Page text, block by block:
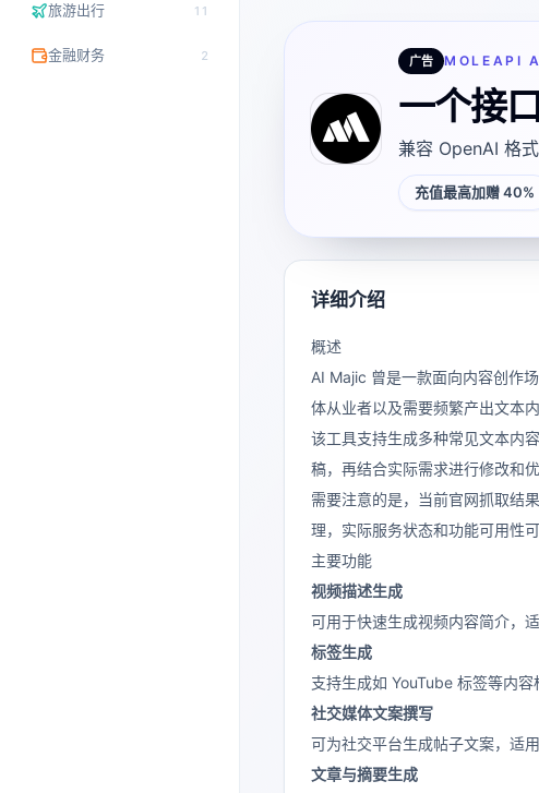
旅游出行 11
金融财务 2 广告 MOLEAPI
一个接
兼容 OpenAI 格
充值最高加赠 40%
详细介绍
概述
AI Majic 曾是一款面向内容创作
体从业者以及需要频繁产出文本
该工具支持生成多种常见文本内
稿，再结合实际需求进行修改和优
需要注意的是，当前官网抓取结
理，实际服务状态和功能可用性
主要功能
视频描述生成
可用于快速生成视频内容简介，
标签生成
支持生成如 YouTube 标签等内容
社交媒体文案撰写
可为社交平台生成帖子文案，适
文章与摘要生成